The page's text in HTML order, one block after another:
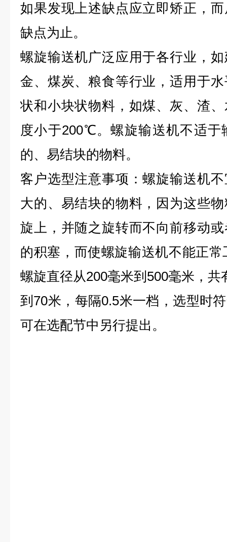
如果发现上述缺点应立即矫正，
缺点为止。
螺旋输送机广泛应用于各行业，
金、煤炭、粮食等行业，适用于
状和小块状物料，如煤、灰、渣
度小于200℃。螺旋输送机不适于
的、易结块的物料。
客户选型注意事项：螺旋输送机
大的、易结块的物料，因为这些
旋上，并随之旋转而不向前移动
的积塞，而使螺旋输送机不能正
螺旋直径从200毫米到500毫米，
到70米，每隔0.5米一档，选型时
可在选配节中另行提出。